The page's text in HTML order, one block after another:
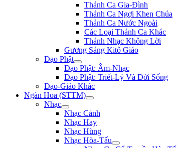
Thánh Ca Gia-Đình
Thánh Ca Ngợi Khen Chúa
Thánh Ca Nước Ngoài
Các Loại Thánh Ca Khác
Thánh Nhạc Không Lời
Gương Sáng Kitô Giáo
Đạo Phật
Đạo Phật: Âm-Nhạc
Đạo Phật: Triết-Lý Và Đời Sống
Đạo-Giáo Khác
Ngàn Hoa (STTM)
Nhạc
Nhạc Cảnh
Nhạc Hay
Nhạc Hùng
Nhạc Hòa-Tấu